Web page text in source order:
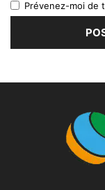
Prévenez-moi de